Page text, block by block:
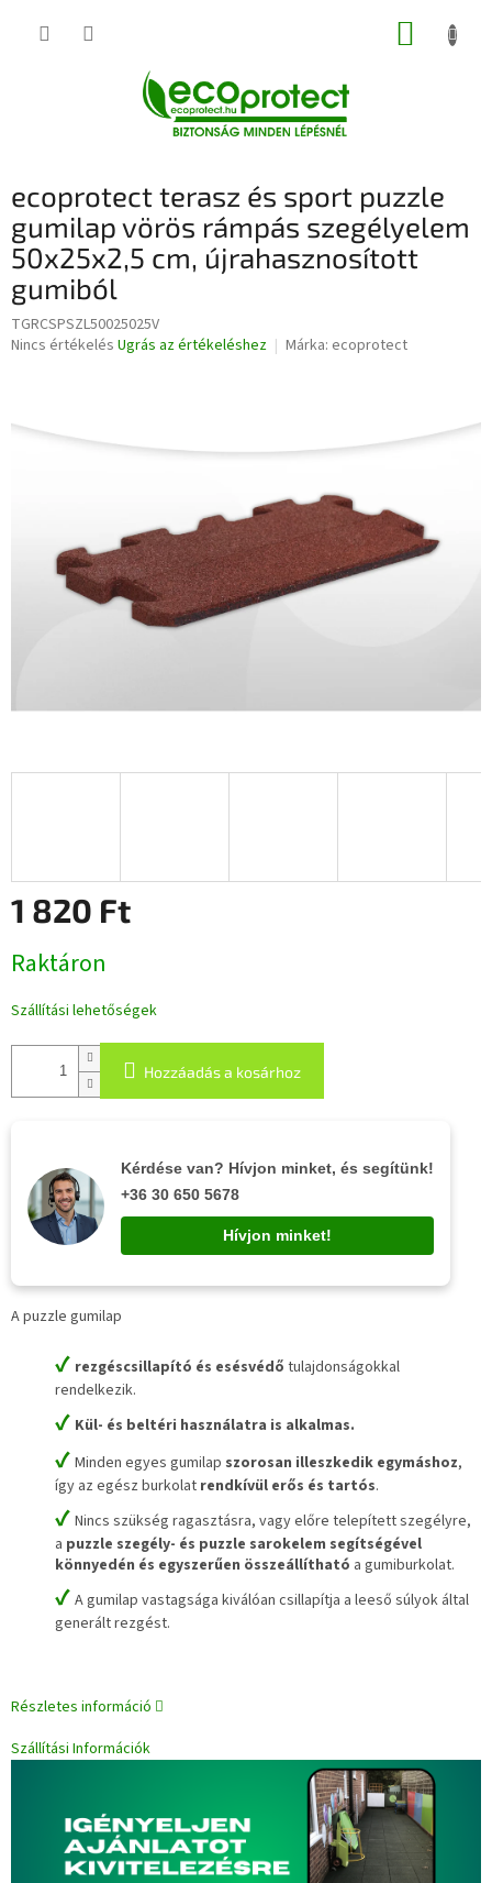
KOSÁR
ecoprotect terasz és sport puzzle
gumilap vörös rámpás szegélyelem
50x25x2,5 cm, újrahasznosított
gumiból
TGRCSPSZL50025025V
A
5-
Nincs értékelés Ugrás az értékeléshez Márka: ecoprotect
1 820 Ft
Raktáron
Szállítási lehetőségek
Hozzáadás a kosárhoz
Kérdése van? Hívjon minket, és segítünk!
+36 30 650 5678
Hívjon minket!
A puzzle gumilap
✔ rezgéscsillapító és esésvédő tulajdonságokkal
rendelkezik.
✔ Kül- és beltéri használatra is alkalmas.
✔ Minden egyes gumilap szorosan illeszkedik egymáshoz,
így az egész burkolat rendkívül erős és tartós.
✔ Nincs szükség ragasztásra, vagy előre telepített szegélyre,
a puzzle szegély- és puzzle sarokelem segítségével
könnyedén és egyszerűen összeállítható a gumiburkolat.
✔ A gumilap vastagsága kiválóan csillapítja a leeső súlyok által
generált rezgést.
Részletes információ
Szállítási Információk